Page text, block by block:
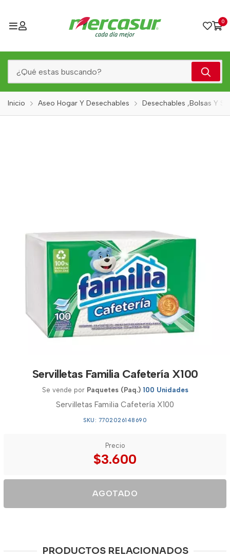
0
Inicio Aseo Hogar Y Desechables Desechables ,Bolsas Y
Servilletas Familia Cafetería X100
Se vende por Paquetes (Paq.) 100 Unidades
Servilletas Familia Cafetería X100
SKU: 7702026148690
Precio
$3.600
AGOTADO
PRODUCTOS RELACIONADOS